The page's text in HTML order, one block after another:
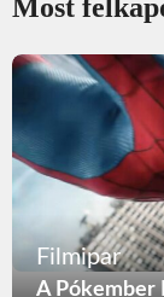
Most
Filmipar
A Pókember